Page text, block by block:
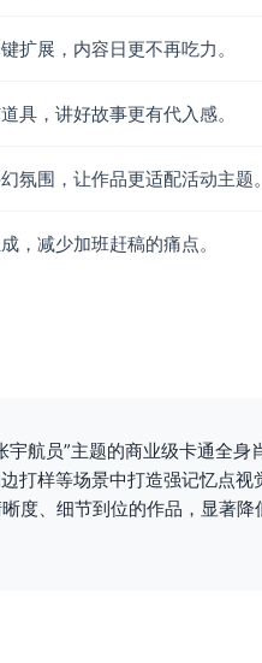
扩展，内容日更不再吃力。
具，讲好故事更有代入感。
氛围，让作品更适配活动主题。
，减少加班赶稿的痛点。
航员”主题的商业级卡通全
打样等场景中打造强记忆点
度、细节到位的作品，显著